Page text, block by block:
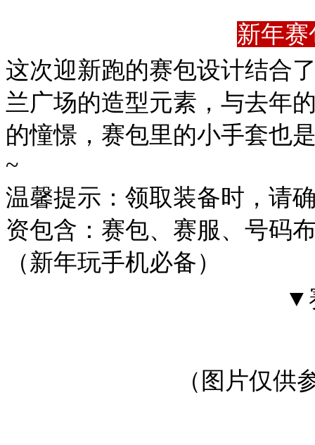
新年
这次迎新跑的赛包设计结合
兰广场的造型元素，与去年
的憧憬，赛包里的小手套也
~
温馨提示：领取装备时，请
资包含：赛包、赛服、号码
（新年玩手机必备）
▼
（图片仅供